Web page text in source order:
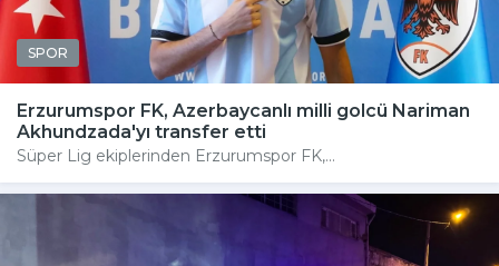
SPOR
Erzurumspor FK, Azerbaycanlı milli golcü Nariman
Akhundzada'yı transfer etti
Süper Lig ekiplerinden Erzurumspor FK,...